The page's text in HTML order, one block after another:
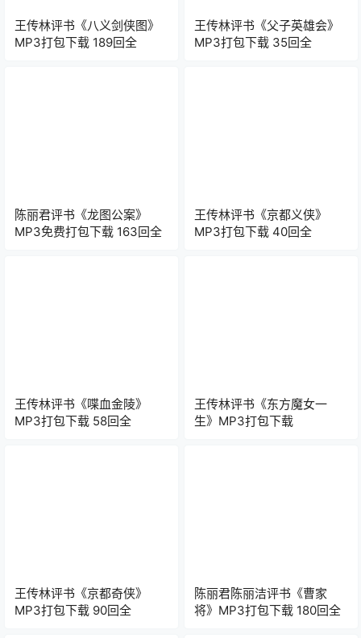
王传林评书《八义剑侠图》
MP3打包下载 189回全
王传林评书《父子英雄会》
MP3打包下载 35回全
陈丽君评书《龙图公案》
MP3免费打包下载 163回全
王传林评书《京都义侠》
MP3打包下载 40回全
王传林评书《喋血金陵》
MP3打包下载 58回全
王传林评书《东方魔女一
生》MP3打包下载
王传林评书《京都奇侠》
MP3打包下载 90回全
陈丽君陈丽洁评书《曹家
将》MP3打包下载 180回全